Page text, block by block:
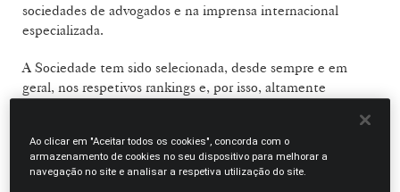
sociedades de advogados e na imprensa internacional
especializada.
A Sociedade tem sido selecionada, desde sempre e em
geral, nos respetivos rankings e, por isso, altamente
seus advogados individualmente reconhecidos pelo rigor e
pela competência profissionais que demonstram.
Ao clicar em "Aceitar todos os cookies", concorda com o
armazenamento de cookies no seu dispositivo para melhorar a
navegação no site e analisar a respetiva utilização do site.